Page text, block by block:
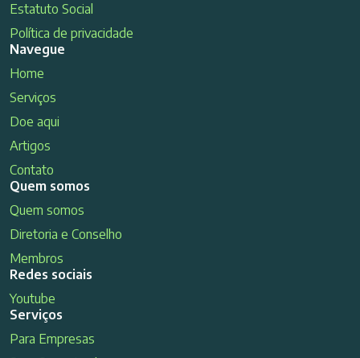
Estatuto Social
Política de privacidade
Navegue
Home
Serviços
Doe aqui
Artigos
Contato
Quem somos
Quem somos
Diretoria e Conselho
Membros
Redes sociais
Youtube
Serviços
Para Empresas